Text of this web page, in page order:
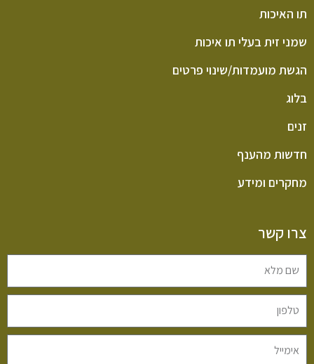
תו האיכות
שמני זית בעלי תו איכות
הגשת מועמדות/שינוי פרטים
בלוג
זנים
חדשות מהענף
מחקרים ומידע
צרו קשר